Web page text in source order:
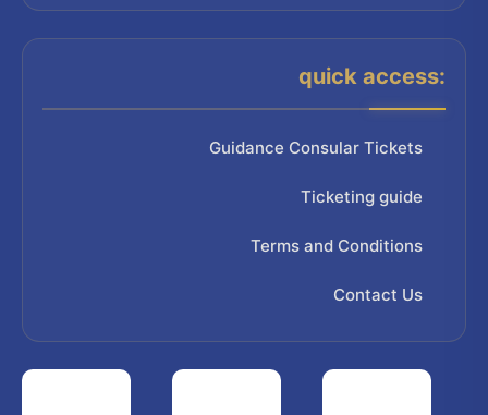
quick access:
Guidance Consular Tickets
Ticketing guide
Terms and Conditions
Contact Us